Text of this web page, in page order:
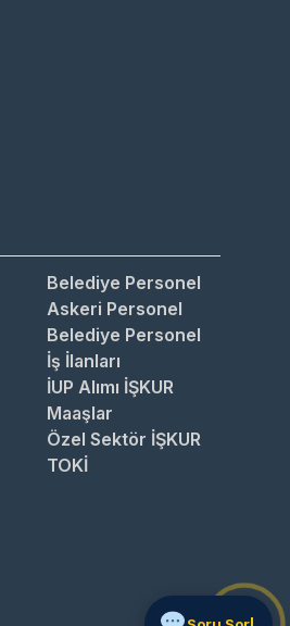
Belediye Personel
Askeri Personel
Belediye Personel
İş İlanları
İUP Alımı İŞKUR
Maaşlar
Özel Sektör İŞKUR
TOKİ